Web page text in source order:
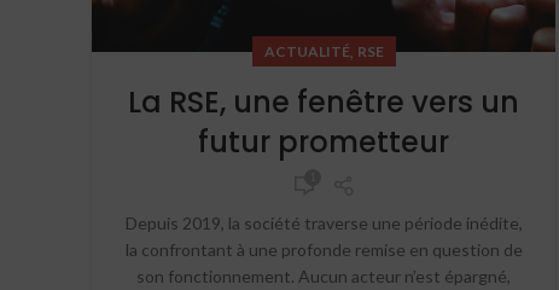
ACTUALITÉ, RSE
La RSE, une fenêtre vers un
futur prometteur
Depuis 2019, la société traverse une période inédite,
la confrontant à une profonde remise en question de
son fonctionnement. Aucun acteur n’est épargné,